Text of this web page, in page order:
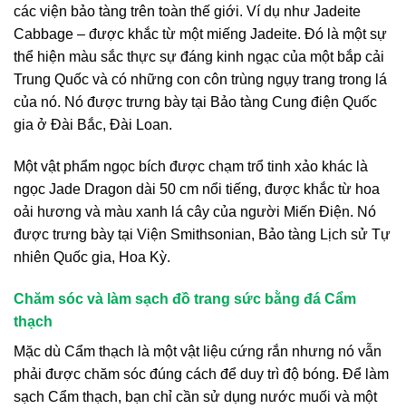
các viện bảo tàng trên toàn thế giới. Ví dụ như Jadeite
Cabbage – được khắc từ một miếng Jadeite. Đó là một sự
thể hiện màu sắc thực sự đáng kinh ngạc của một bắp cải
Trung Quốc và có những con côn trùng ngụy trang trong lá
của nó. Nó được trưng bày tại Bảo tàng Cung điện Quốc
gia ở Đài Bắc, Đài Loan.
Một vật phẩm ngọc bích được chạm trổ tinh xảo khác là
ngọc Jade Dragon dài 50 cm nổi tiếng, được khắc từ hoa
oải hương và màu xanh lá cây của người Miến Điện. Nó
được trưng bày tại Viện Smithsonian, Bảo tàng Lịch sử Tự
nhiên Quốc gia, Hoa Kỳ.
Chăm sóc và làm sạch đồ trang sức bằng đá Cẩm
thạch
Mặc dù Cẩm thạch là một vật liệu cứng rắn nhưng nó vẫn
phải được chăm sóc đúng cách để duy trì độ bóng. Để làm
sạch Cẩm thạch, bạn chỉ cần sử dụng nước muối và một